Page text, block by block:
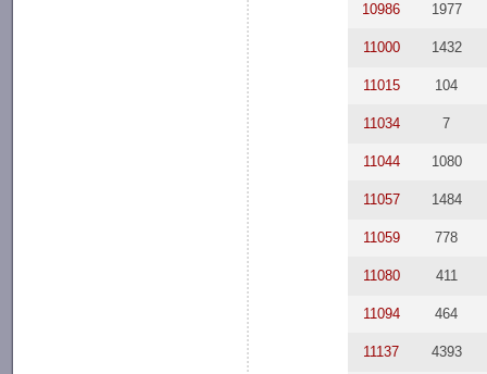
10986 1977
11000 1432
11015 104
11034 7
11044 1080
11057 1484
11059 778
11080 411
11094 464
11137 4393